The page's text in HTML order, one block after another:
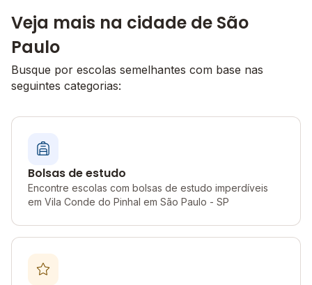
Veja mais na cidade de São
Paulo
Busque por escolas semelhantes com base nas
seguintes categorias:
Bolsas de estudo
Encontre escolas com bolsas de estudo imperdíveis
em Vila Conde do Pinhal em São Paulo - SP